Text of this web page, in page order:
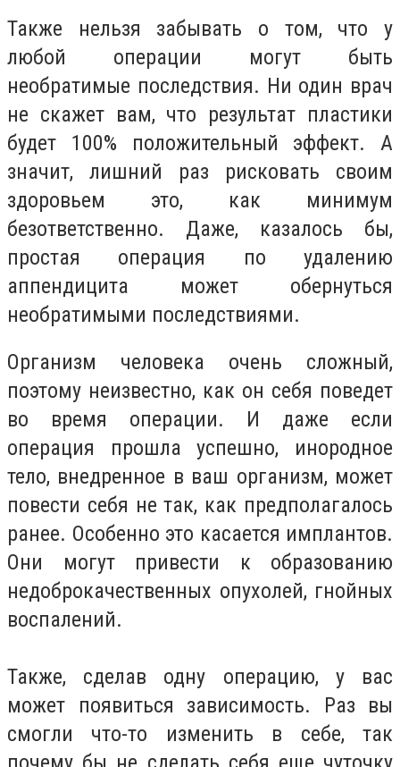
Также нельзя забывать о том, что у
любой операции могут быть
необратимые последствия. Ни один врач
не скажет вам, что результат пластики
будет 100% положительный эффект. А
значит, лишний раз рисковать своим
здоровьем это, как минимум
безответственно. Даже, казалось бы,
простая операция по удалению
аппендицита может обернуться
необратимыми последствиями.
Организм человека очень сложный,
поэтому неизвестно, как он себя поведет
во время операции. И даже если
операция прошла успешно, инородное
тело, внедренное в ваш организм, может
повести себя не так, как предполагалось
ранее. Особенно это касается имплантов.
Они могут привести к образованию
недоброкачественных опухолей, гнойных
воспалений.
Также, сделав одну операцию, у вас
может появиться зависимость. Раз вы
смогли что-то изменить в себе, так